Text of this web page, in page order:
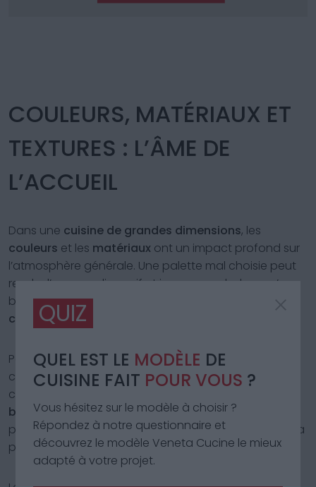
COULEURS, MATÉRIAUX ET
TEXTURES : L’ÂME DE
L’ACCUEIL
Dans une cuisine de grandes dimensions, les
couleurs et les matériaux ont un impact profond sur
l’atmosphère générale. Une palette mal choisie peut
rendre l’espace dispersif et impersonnel, alors qu’un
bon choix peut le transformer en un
chaleureux,enveloppant
Pourrendre accueillante une grande cuisine
conseillé de privilégier destons chauds et naturels
comme le
bleu profondou laterre cuite, associés au
pour maintenir la luminosité. Ces nuances réduisent la
perception du “vide” et rendent l’espace plus intime.
QUIZ
QUEL EST LE MODÈLE DE
CUISINE FAIT POUR VOUS ?
Vous hésitez sur le modèle à choisir ?
Répondez à notre questionnaire et
découvrez le modèle Veneta Cucine le mieux
adapté à votre projet.